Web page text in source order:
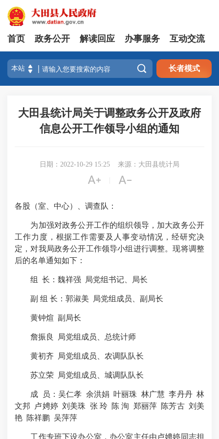
首页 政务公开 解读回应 办事服务 互动交流
 长者模式
大田县统计局关于调整政务公开及政府
信息公开工作领导小组的通知
日期：2022-10-29 15:25 来源：大田县统计局
 
各股（室、中心）、调查队：
为加强对政务公开工作的组织领导，加大政务公开
工作力度，根据工作需要及人事变动情况，经研究决
定，对我局政务公开工作领导小组进行调整。现将调整
后的名单通知如下：
组 长：魏祥强 局党组书记、局长
副 组 长：郭淑美 局党组成员、副局长
黄钟煊 副局长
詹振良 局党组成员、总统计师
黄初齐 局党组成员、农调队队长
苏立荣 局党组成员、城调队队长
成 员：吴仁孝 余洪娟 叶丽珠 林广慧 李丹丹 林
文邦 卢娉婷 刘美珠 张 玲 陈 洵 郑丽萍 陈芳古 刘美
艳 陈祥鹏 吴萍萍
工作专班下设办公室，办公室主任由卢娉婷同志担